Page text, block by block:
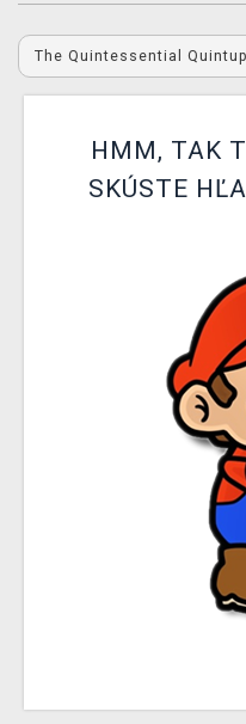
The Quintessential
HMM, TAK
SKÚSTE